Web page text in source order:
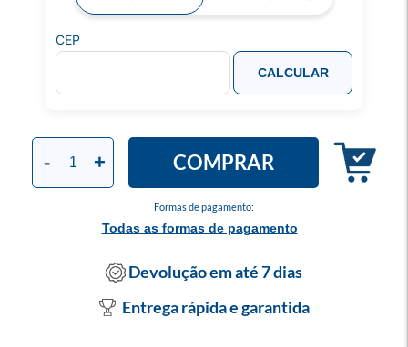
Formas de pagamento:
Todas as formas de pagamento
- + COMPRAR
CEP
CALCULAR
Devolução em até 7 dias
Entrega rápida e garantida